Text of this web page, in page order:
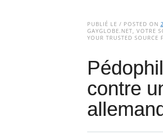
PUBLIÉ LE / POSTED ON
GAYGLOBE.NET, VOTRE
YOUR TRUSTED SOURCE
contre